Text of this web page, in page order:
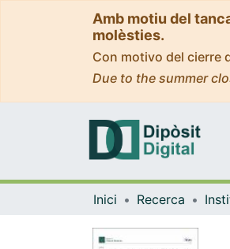
Amb motiu del
molèsties.
Con motivo del cierre
Due to the summer
Inici Recerca